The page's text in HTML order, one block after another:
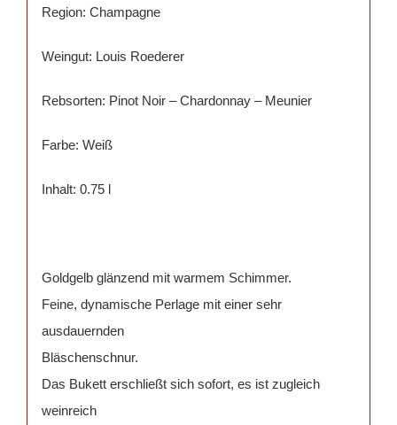
Region: Champagne
Weingut: Louis Roederer
Rebsorten: Pinot Noir – Chardonnay – Meunier
Farbe: Weiß
Inhalt: 0.75 l
Goldgelb glänzend mit warmem Schimmer.
Feine, dynamische Perlage mit einer sehr
ausdauernden
Bläschenschnur.
Das Bukett erschließt sich sofort, es ist zugleich
weinreich